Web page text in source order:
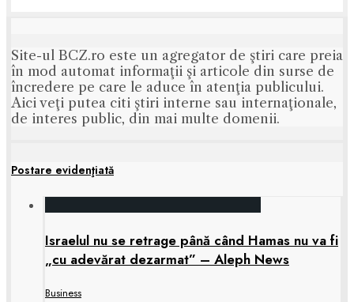
Site-ul BCZ.ro este un agregator de ştiri care preia
în mod automat informaţii şi articole din surse de
încredere pe care le aduce în atenţia publicului.
Aici veţi putea citi ştiri interne sau internaţionale,
de interes public, din mai multe domenii.
Postare evidenţiată
Israelul nu se retrage până când Hamas nu va fi
„cu adevărat dezarmat” – Aleph News
Business